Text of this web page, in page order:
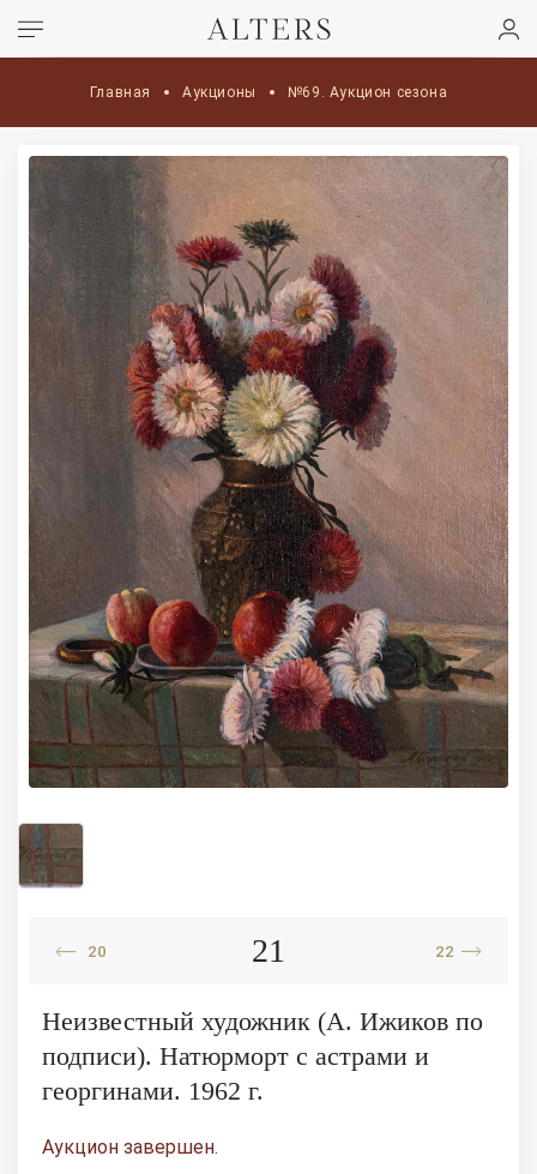
Главная Аукционы №69. Аукцион сезона
20 21 22
Неизвестный художник (А. Ижиков по
подписи). Натюрморт с астрами и
георгинами. 1962 г.
Аукцион завершен.